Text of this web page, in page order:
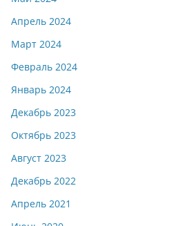
Апрель 2024
Март 2024
Февраль 2024
Январь 2024
Декабрь 2023
Октябрь 2023
Август 2023
Декабрь 2022
Апрель 2021